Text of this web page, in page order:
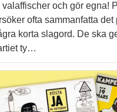
valaffischer och gör egna!
ofta sammanfatta det
korta slagord. De ska
ty…